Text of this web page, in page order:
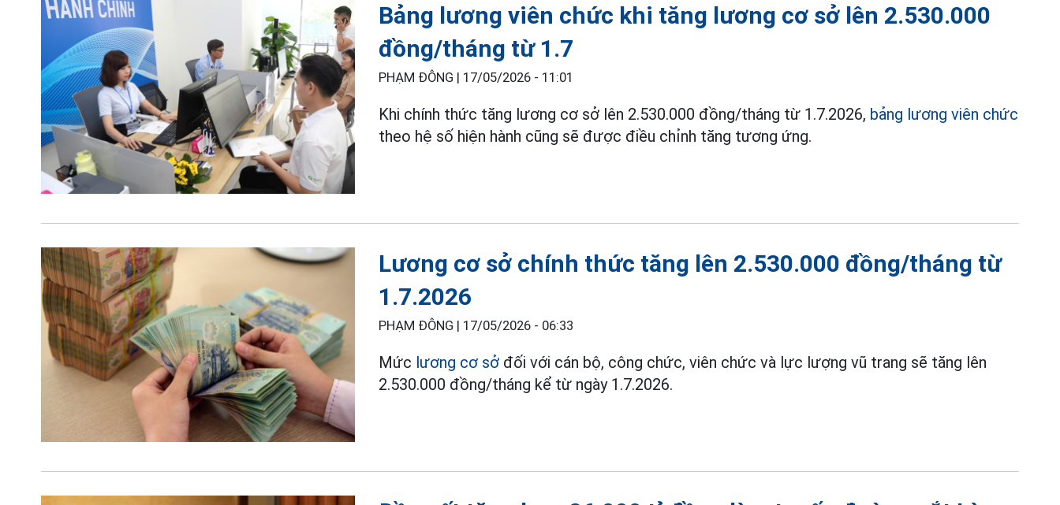
Bảng lương viên chức khi tăng lương cơ sở lên 2.530.000
đồng/tháng từ 1.7
PHẠM ĐÔNG | 17/05/2026 - 11:01
Khi chính thức tăng lương cơ sở lên 2.530.000 đồng/tháng từ 1.7.2026, bảng lương viên chức
theo hệ số hiện hành cũng sẽ được điều chỉnh tăng tương ứng.
Lương cơ sở chính thức tăng lên 2.530.000 đồng/tháng từ
1.7.2026
PHẠM ĐÔNG | 17/05/2026 - 06:33
Mức lương cơ sở đối với cán bộ, công chức, viên chức và lực lượng vũ trang sẽ tăng lên
2.530.000 đồng/tháng kể từ ngày 1.7.2026.